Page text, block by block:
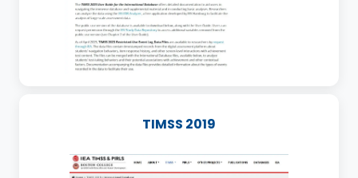
TIMSS 2019